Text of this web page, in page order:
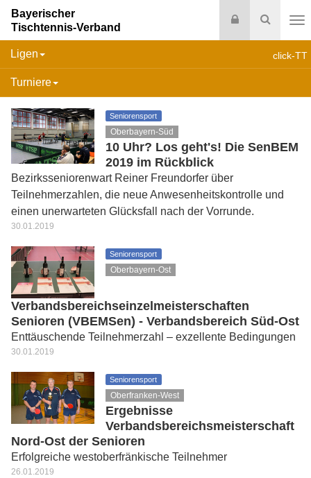
Suche
Login
Bayerischer
Tischtennis-Verband
click-TT
Ligen
Turniere
Seniorensport
Oberbayern-Süd
10 Uhr? Los geht's! Die SenBEM
2019 im Rückblick
Bezirksseniorenwart Reiner Freundorfer über
Teilnehmerzahlen, die neue Anwesenheitskontrolle und
einen unerwarteten Glücksfall nach der Vorrunde.
30.01.2019
Seniorensport
Oberbayern-Ost
Verbandsbereichseinzelmeisterschaften
Senioren (VBEMSen) - Verbandsbereich Süd-Ost
Enttäuschende Teilnehmerzahl – exzellente Bedingungen
30.01.2019
Seniorensport
Oberfranken-West
Ergebnisse
Verbandsbereichsmeisterschaft
Nord-Ost der Senioren
Erfolgreiche westoberfränkische Teilnehmer
26.01.2019